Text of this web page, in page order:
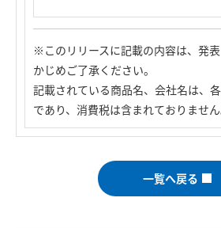
※このリリースに記載の内容は、発
かじめご了承ください。
記載されている商品名、会社名は、
であり、消費税は含まれておりません
一覧へ戻る